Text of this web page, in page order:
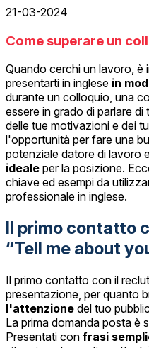
21-03-2024
Come superare un
Quando cerchi un lavoro, è
presentarti in inglese in
durante un colloquio, una
essere in grado di parlare
delle tue motivazioni e dei
l'opportunità per fare una
potenziale datore di lavoro
ideale per la posizione.
chiave ed esempi da
professionale in inglese.
Il primo contatto
“Tell me about
Il primo contatto con il
presentazione, per quanto
l'attenzione del tuo
La prima domanda posta è
Presentati con frasi